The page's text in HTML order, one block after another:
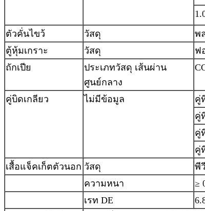
ตัวคั่นไขว้
วัสดุ
พ
ตู้หุ้มเกราะ
วัสดุ
ฟ
ถักเปีย
ประเภทวัสดุ เส้นผ่าน
ศูนย์กลาง
คู่บิดเกลียว ไม่มีข้อมูล
คู่
คู่
คู่
คู่
เสื้อแจ็คเก็ตตัวนอก วัสดุ
พี
ความหนา
≥
เรท DE